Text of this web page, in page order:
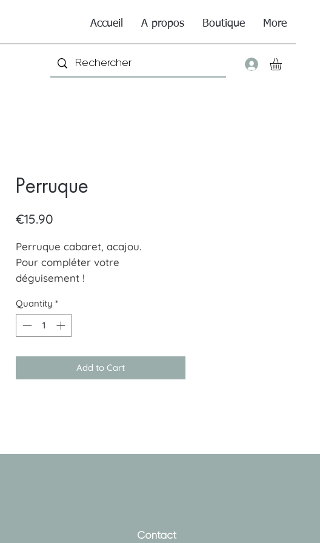
Accueil A propos Boutique More
Connexion
Perruque
€15.90
Perruque cabaret, acajou.
Pour compléter votre
déguisement !
Quantity *
Add to Cart
Contact